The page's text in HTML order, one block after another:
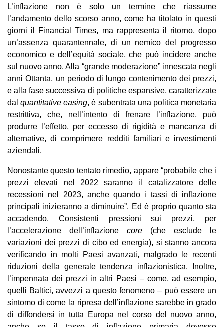
L’inflazione non è solo un termine che riassume
l’andamento dello scorso anno, come ha titolato in questi
giorni il Financial Times, ma rappresenta il ritorno, dopo
un’assenza quarantennale, di un nemico del progresso
economico e dell’equità sociale, che può incidere anche
sul nuovo anno. Alla “grande moderazione” innescata negli
anni Ottanta, un periodo di lungo contenimento dei prezzi,
e alla fase successiva di politiche espansive, caratterizzate
dalquantitative easing, è subentrata una politica monetaria
restrittiva, che, nell’intento di frenare l’inflazione, può
produrre l’effetto, per eccesso di rigidità e mancanza di
alternative, di comprimere redditi familiari e investimenti
aziendali.
Nonostante questo tentato rimedio, appare “probabile che i
prezzi elevati nel 2022 saranno il catalizzatore delle
recessioni nel 2023, anche quando i tassi di inflazione
principali inizieranno a diminuire”. Ed è proprio quanto sta
accadendo. Consistenti pressioni sui prezzi, per
l’accelerazione dell’inflazione core (che esclude le
variazioni dei prezzi di cibo ed energia), si stanno ancora
verificando in molti Paesi avanzati, malgrado le recenti
riduzioni della generale tendenza inflazionistica. Inoltre,
l’impennata dei prezzi in altri Paesi – come, ad esempio,
quelli Baltici, avvezzi a questo fenomeno – può essere un
sintomo di come la ripresa dell’inflazione sarebbe in grado
di diffondersi in tutta Europa nel corso del nuovo anno,